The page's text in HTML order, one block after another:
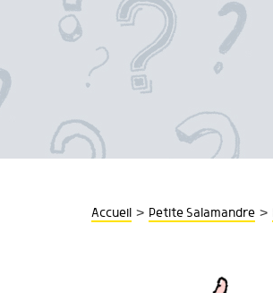
Accueil > Petite Salamandre >